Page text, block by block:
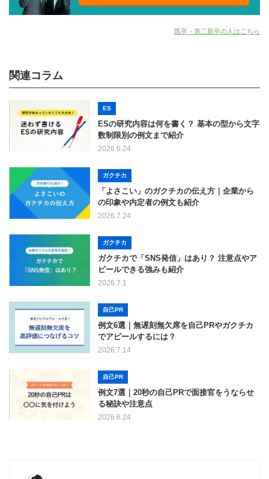
既卒・第二新卒の人はこちら
関連コラム
ES
ESの研究内容は何を書く？ 基本の型から文字
数制限別の例文まで紹介
2026.6.24
ガクチカ
「よさこい」のガクチカの伝え方｜企業から
の印象や内定者の例文も紹介
2026.7.24
ガクチカ
ガクチカで「SNS発信」はあり？ 注意点やア
ピールできる強みも紹介
2026.7.1
自己PR
例文6選｜無遅刻無欠席を自己PRやガクチカ
でアピールするには？
2026.7.14
自己PR
例文7選｜20秒の自己PRで面接官をうならせ
る秘訣や注意点
2026.6.24